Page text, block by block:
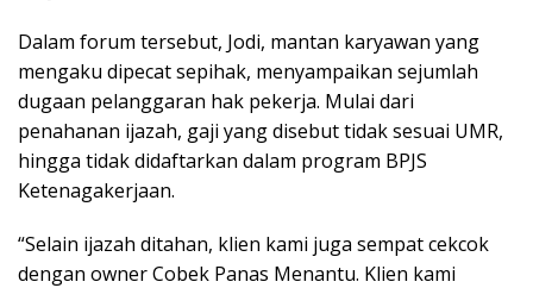
Dalam forum tersebut, Jodi, mantan karyawan yang
mengaku dipecat sepihak, menyampaikan sejumlah
dugaan pelanggaran hak pekerja. Mulai dari
penahanan ijazah, gaji yang disebut tidak sesuai UMR,
hingga tidak didaftarkan dalam program BPJS
Ketenagakerjaan.
“Selain ijazah ditahan, klien kami juga sempat cekcok
dengan owner Cobek Panas Menantu. Klien kami